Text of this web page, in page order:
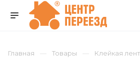
Главная Товары Клейкая